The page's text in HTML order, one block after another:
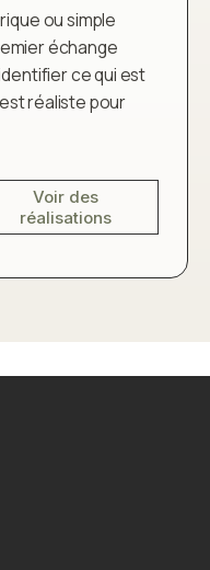
ou simple
échange
ce qui est
réaliste pour
Voir des
réalisations